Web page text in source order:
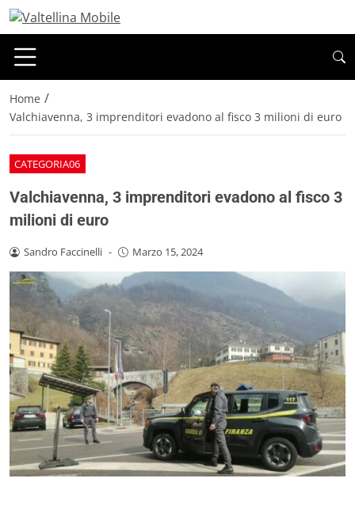
Home /
Valchiavenna, 3 imprenditori evadono al fisco 3 milioni di euro
CATEGORIA06
Valchiavenna, 3 imprenditori evadono al fisco 3
milioni di euro
Sandro Faccinelli - Marzo 15, 2024